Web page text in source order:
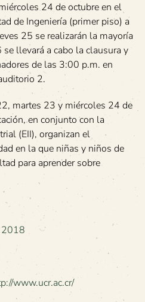
24 de octubre en el
de Ingeniería (primer piso) a
25 se realizarán la mayoría
llevará a cabo la clausura y
de las 3:00 p.m. en
2.
martes 23 y miércoles 24 de
en conjunto con la
(EII), organizan el
en la que niñas y niños de
para aprender sobre
2018
www.ucr.ac.cr/